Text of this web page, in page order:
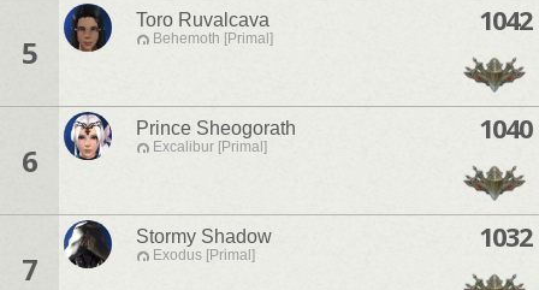
5
Toro Ruvalcava
Behemoth [Primal]
1042
6
Prince Sheogorath
Excalibur [Primal]
1040
7
Stormy Shadow
Exodus [Primal]
1032